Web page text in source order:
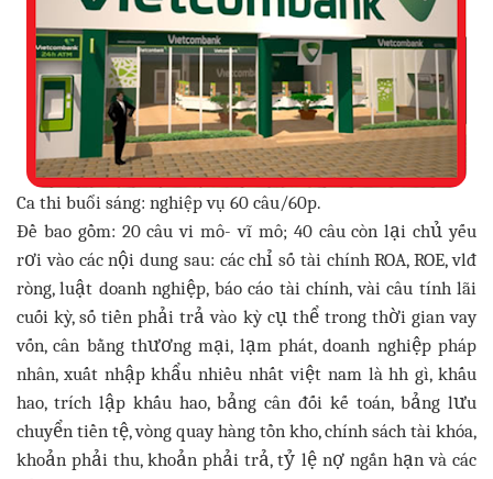
Ca thi buổi sáng: nghiệp vụ 60 câu/60p.
Đề bao gồm: 20 câu vi mô- vĩ mô; 40 câu còn lại chủ yếu
rơi vào các nội dung sau: các chỉ số tài chính ROA, ROE, vlđ
ròng, luật doanh nghiệp, báo cáo tài chính, vài câu tính lãi
cuối kỳ, số tiền phải trả vào kỳ cụ thể trong thời gian vay
vốn, cân bằng thương mại, lạm phát, doanh nghiệp pháp
nhân, xuất nhập khẩu nhiều nhất việt nam là hh gì, khấu
hao, trích lập khấu hao, bảng cân đối kế toán, bảng lưu
chuyển tiền tệ, vòng quay hàng tồn kho, chính sách tài khóa,
khoản phải thu, khoản phải trả, tỷ lệ nợ ngắn hạn và các